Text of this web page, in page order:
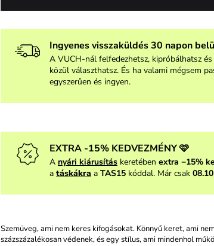
Ingyenes visszaküldés 30 napon
A VUCH-nál felfedezhetsz, kipróbálhatsz
közül választhatsz. És ha valami mégsem
egyszerűen és ingyen.
EXTRA -15% KEDVEZMÉNY 🩷
A nyári kiárusítás keretében extra −15%
a táskákra a TAS15kóddal. Már csak
Szemüveg, ami nem keres kifogásokat. Könnyű keret, ami
százszázalékosan védenek, és egy stílus, ami mindenhol